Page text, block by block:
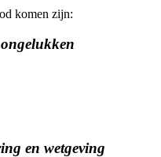
komen zijn:
en wetgeving